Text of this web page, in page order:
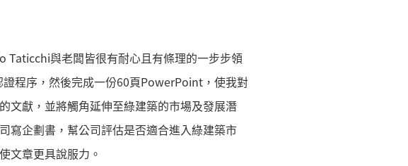
Taticchi與老闆皆很有耐心且有條理的一步步領
程序，然後完成一份60頁PowerPoint，使我對
文獻，並將觸角延伸至綠建築的市場及發展潛
寫企劃書，幫公司評估是否適合進入綠建築市
文章更具說服力。